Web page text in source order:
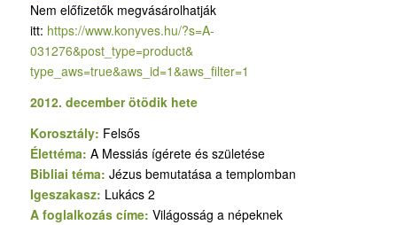
Nem előfizetők megvásárolhatják
itt: https://www.konyves.hu/?s=A-
031276&post_type=product&
type_aws=true&aws_id=1&aws_ filter=1
2012. december ötödik hete
Korosztály: Felsős
Élettéma: A Messiás ígérete és születése
Bibliai téma: Jézus bemutatása a templomban
Igeszakasz: Lukács 2
A foglalkozás címe: Világosság a népeknek